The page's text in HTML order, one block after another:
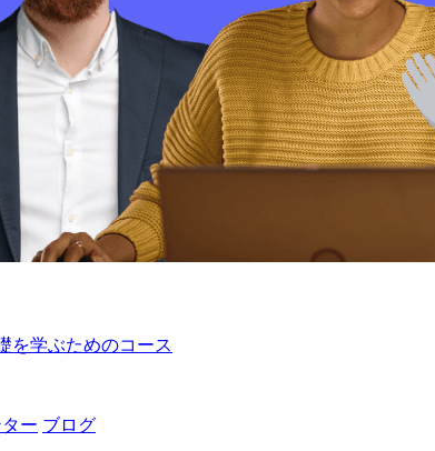
学ぶためのコース
ー ブログ